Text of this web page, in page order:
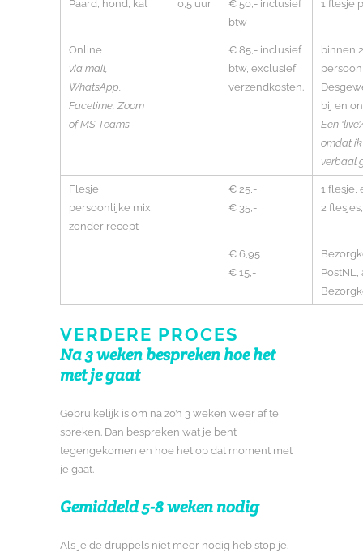
Paard, hond, kat 0,5 uur
€ 50,- inclusief
btw
1 flesje
Online
via mail,
WhatsApp,
Facetime, Zoom
of MS Teams
€ 85,- inclusief
btw, exclusief
verzendkosten.
binnen
bij en
Een
omdat
verbaal
Flesje
persoonlijke mix,
zonder recept
€ 25,-
€ 35,-
1 flesje,
2
€ 6,95
€ 15,-
PostNL,
VERDERE PROCES
Na 3 weken bespreken hoe het
met je gaat
Gebruikelijk is om na zo’n 3 weken weer af te
spreken. Dan bespreken wat je bent
tegengekomen en hoe het op dat moment met
je gaat.
Gemiddeld 5-8 weken nodig
Als je de druppels niet meer nodig heb stop je.